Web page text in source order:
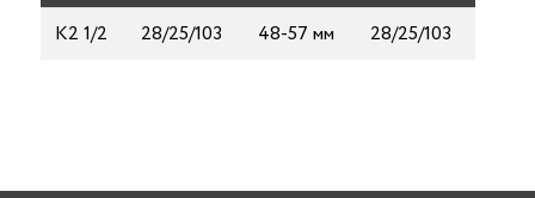
K2 1/2
28/25/103 48-57 мм 28/25/103